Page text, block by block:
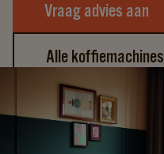
Vraag advies aan
Alle koffiemachines